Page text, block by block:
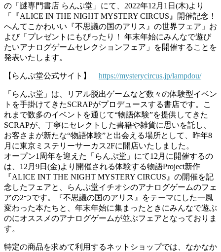
の「謎専門書店 らんぷ堂」にて、2022年12月1日(木)より
「『ALICE IN THE NIGHT MYSTERY CIRCUS』開催記念！
へんてこかわいい『不思議の国のアリス』の世界フェア」お
よび「プレゼントにもぴったり！ 年末年始にみんなで遊び
たいアナログゲームセレクションフェア」を開催することを
発表いたします。
【らんぷ堂公式サイト】 https://mysterycircus.jp/lampdou/
「らんぷ堂」は、リアル脱出ゲームなど数々の体験型イベン
トを手掛けてきたSCRAPがプロデュースする書店です。こ
れまで数多のイベントを通じて“物語体験”を提供してきた
SCRAPが、丁寧にセレクトした書籍や雑貨に思いを託し、
お客さまが新たな“物語体験”と出会える場所として、昨年8
月に東京ミステリーサーカス2Fに開店いたしました。
オープン1周年を迎えた「らんぷ堂」にて12月に開催するの
は、12月9日(金)より開催される体験する物語Project新作
『ALICE INT THE NIGHT MYSTERY CIRCUS』の開催を記
念したフェアと、らんぷ堂イチオシのアナログゲームのフェ
アの2つです。『不思議の国のアリス』をテーマにした一風
変わった本たちと、年末年始に集まったときにみんなで遊ぶ
のにオススメのアナログゲームが並ぶフェアとなっておりま
す。
特定の商品を求めて利用するネットショップでは、なかなか